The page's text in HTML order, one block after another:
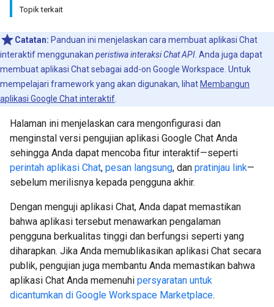
Topik terkait
Catatan: Panduan ini menjelaskan cara membuat aplikasi Chat
interaktif menggunakan peristiwa interaksi Chat API . Anda juga dapat
membuat aplikasi Chat sebagai add-on Google Workspace. Untuk
mempelajari framework yang akan digunakan, lihat Membangun
aplikasi Google Chat interaktif
Halaman ini menjelaskan cara mengonfigurasi dan
menginstal versi pengujian aplikasi Google Chat Anda
sehingga Anda dapat mencoba fitur interaktif—seperti
perintah aplikasi Chat, pesan langsung, dan pratinjau link—
sebelum merilisnya kepada pengguna akhir.
Dengan menguji aplikasi Chat, Anda dapat memastikan
bahwa aplikasi tersebut menawarkan pengalaman
pengguna berkualitas tinggi dan berfungsi seperti yang
diharapkan. Jika Anda memublikasikan aplikasi Chat secara
publik, pengujian juga membantu Anda memastikan bahwa
aplikasi Chat Anda memenuhi persyaratan untuk
dicantumkan di Google Workspace Marketplace.